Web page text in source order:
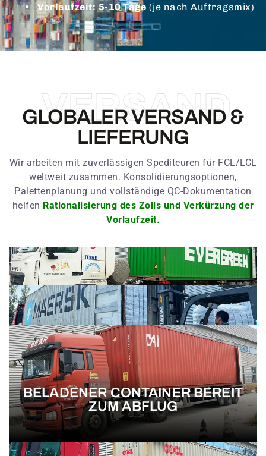
Vorlaufzeit: 5-10 Tage (je nach Auftragsmix)
VERSAND
GLOBALER VERSAND &
LIEFERUNG
Wir arbeiten mit zuverlässigen Spediteuren für FCL/LCL
weltweit zusammen. Konsolidierungsoptionen,
Palettenplanung und vollständige QC-Dokumentation
helfen Rationalisierung des Zolls und Verkürzung der
Vorlaufzeit.
BELADENER CONTAINER BEREIT
ZUM ABFLUG